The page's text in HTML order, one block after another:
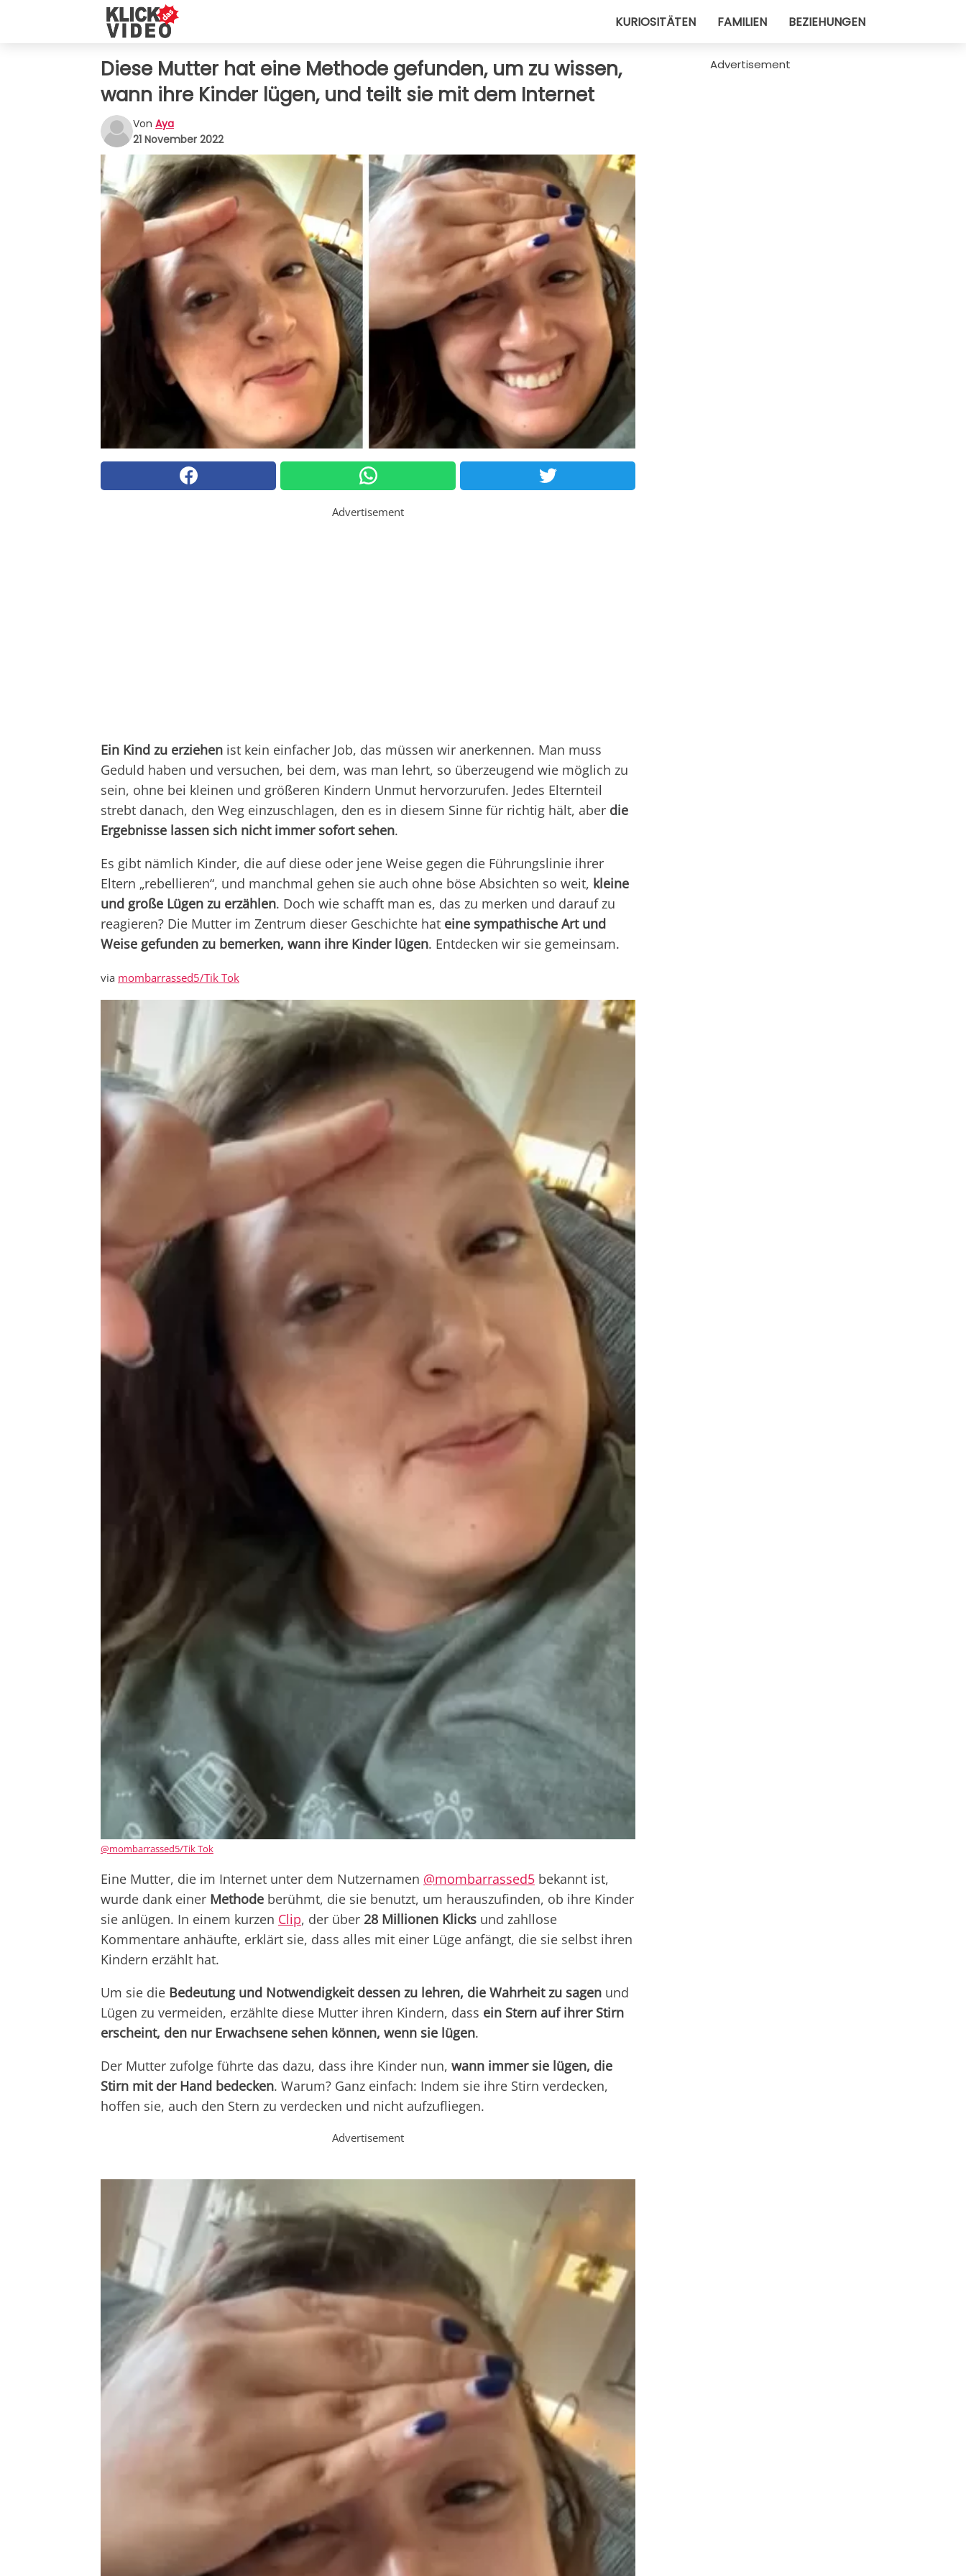
KURIOSITÄTEN FAMILIEN BEZIEHUNGEN
Diese Mutter hat eine Methode gefunden, um zu wissen,
wann ihre Kinder lügen, und teilt sie mit dem Internet
Von Aya
21 November 2022
Advertisement
Ein Kind zu erziehen ist kein einfacher Job, das müssen wir anerkennen. Man muss
Geduld haben und versuchen, bei dem, was man lehrt, so überzeugend wie möglich zu
sein, ohne bei kleinen und größeren Kindern Unmut hervorzurufen. Jedes Elternteil
strebt danach, den Weg einzuschlagen, den es in diesem Sinne für richtig hält, aber die
Ergebnisse lassen sich nicht immer sofort sehen.
Es gibt nämlich Kinder, die auf diese oder jene Weise gegen die Führungslinie ihrer
Eltern „rebellieren“, und manchmal gehen sie auch ohne böse Absichten so weit, kleine
und große Lügen zu erzählen. Doch wie schafft man es, das zu merken und darauf zu
reagieren? Die Mutter im Zentrum dieser Geschichte hat eine sympathische Art und
Weise gefunden zu bemerken, wann ihre Kinder lügen. Entdecken wir sie gemeinsam.
via mombarrassed5/Tik Tok
@mombarrassed5/Tik Tok
Eine Mutter, die im Internet unter dem Nutzernamen @mombarrassed5 bekannt ist,
wurde dank einer Methode berühmt, die sie benutzt, um herauszufinden, ob ihre Kinder
sie anlügen. In einem kurzen Clip, der über 28 Millionen Klicks und zahllose
Kommentare anhäufte, erklärt sie, dass alles mit einer Lüge anfängt, die sie selbst ihren
Kindern erzählt hat.
Um sie die Bedeutung und Notwendigkeit dessen zu lehren, die Wahrheit zu sagen und
Lügen zu vermeiden, erzählte diese Mutter ihren Kindern, dass ein Stern auf ihrer Stirn
erscheint, den nur Erwachsene sehen können, wenn sie lügen.
Der Mutter zufolge führte das dazu, dass ihre Kinder nun, wann immer sie lügen, die
Stirn mit der Hand bedecken. Warum? Ganz einfach: Indem sie ihre Stirn verdecken,
hoffen sie, auch den Stern zu verdecken und nicht aufzufliegen.
Advertisement
Advertisement